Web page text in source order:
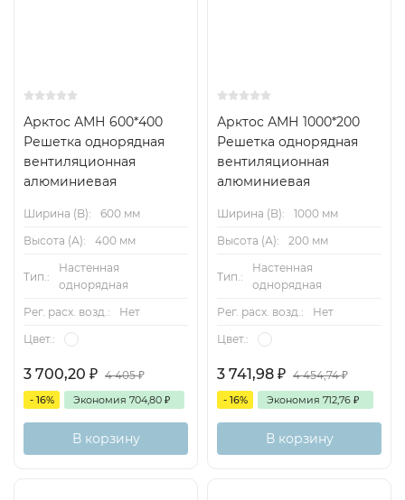
Арктос АМН 600*400
Решетка однорядная
вентиляционная
алюминиевая
Ширина (B):
600 мм
Высота (А):
400 мм
Тип.:
Настенная
однорядная
Рег. расх. возд.:
Нет
Цвет.:
3 700,20 ₽ 4 405₽
- 16% Экономия 704,80 ₽
В корзину
Арктос АМН 1000*200
Решетка однорядная
вентиляционная
алюминиевая
Ширина (B):
1000 мм
Высота (А):
200 мм
Тип.:
Настенная
однорядная
Рег. расх. возд.:
Нет
Цвет.:
3 741,98 ₽ 4 454,74₽
- 16% Экономия 712,76 ₽
В корзину